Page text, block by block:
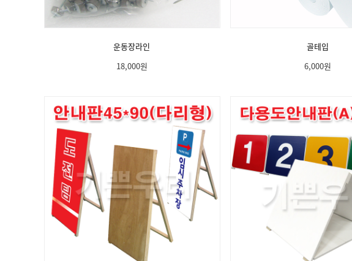
운동장라인
18,000원
골테입
6,000원